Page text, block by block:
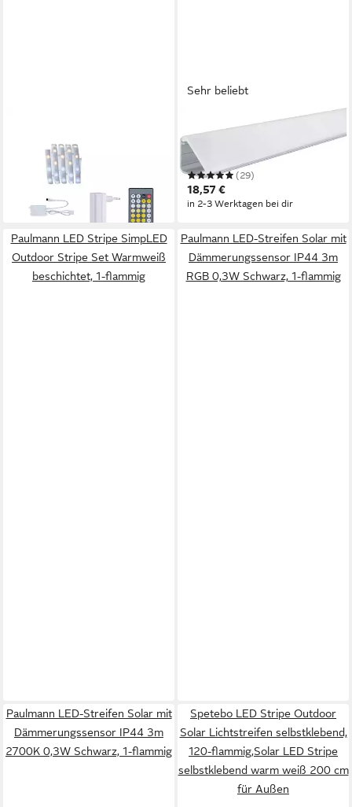
Basisset 1,5m 2700-6500K
5,5W 230/24V 24VA Silber
29,55 € UVP34,49 €
in 2-3 Werktagen bei dir
Sehr beliebt
LED-Stripe-Profil Delta Profil
mit Diffusor 1m Alu eloxiert,
Satin, Alu/Kunststoff
(29)
18,57 €
in 2-3 Werktagen bei dir
Paulmann LED Stripe SimpLED
Outdoor Stripe Set Warmweiß
beschichtet, 1-flammig
Paulmann LED-Streifen Solar mit
Dämmerungssensor IP44 3m
RGB 0,3W Schwarz, 1-flammig
Paulmann LED-Streifen Solar mit
Dämmerungssensor IP44 3m
2700K 0,3W Schwarz, 1-flammig
Spetebo LED Stripe Outdoor
Solar Lichtstreifen selbstklebend,
120-flammig,Solar LED Stripe
selbstklebend warm weiß 200 cm
für Außen